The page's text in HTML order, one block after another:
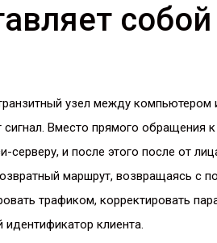
узел между
Вместо прямого обращения
серверу, и после этого после от
маршрут, возвращаясь с
трафиком, корректировать
клиента.